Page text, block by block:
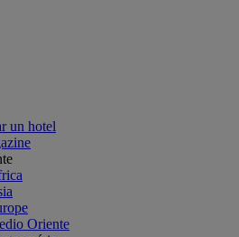
un hotel
Oriente